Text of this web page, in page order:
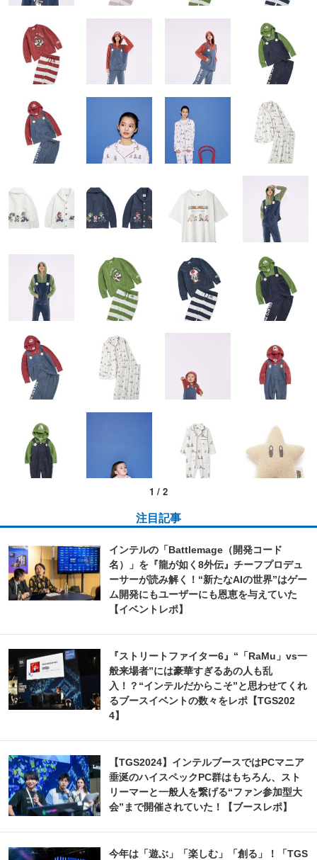
1 / 2
注目記事
インテルの「Battlemage（開発コード
名）」を『龍が如く8外伝』チーフプロデュ
ーサーが読み解く！“新たなAIの世界”はゲー
ム開発にもユーザーにも恩恵を与えていた
【イベントレポ】
『ストリートファイター6』“「RaMu」vs一
般来場者”には豪華すぎるあの人も乱
入！？“インテルだからこそ”と思わせてくれ
るブースイベントの数々をレポ【TGS202
4】
【TGS2024】インテルブースではPCマニア
垂涎のハイスペックPC群はもちろん、スト
リーマーと一般人を繋げる“ファン参加型大
会”まで開催されていた！【ブースレポ】
今年は「遊ぶ」「楽しむ」「創る」！「TGS